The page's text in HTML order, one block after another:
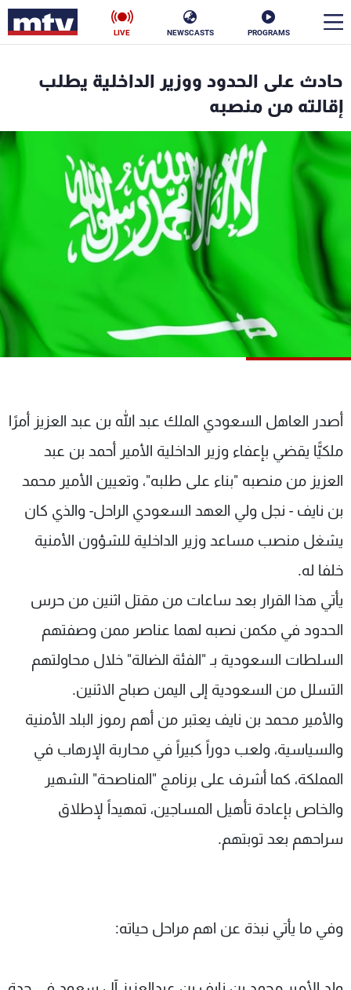
PROGRAMS
NEWSCASTS
LIVE
حادث على الحدود ووزير الداخلية يطلب
إقالته من منصبه
أصدر العاهل السعودي الملك عبد الله بن عبد العزيز أمرًا
ملكيًّا يقضي بإعفاء وزير الداخلية الأمير أحمد بن عبد
العزيز من منصبه "بناء على طلبه"، وتعيين الأمير محمد
بن نايف - نجل ولي العهد السعودي الراحل- والذي كان
يشغل منصب مساعد وزير الداخلية للشؤون الأمنية
خلفا له.
يأتي هذا القرار بعد ساعات من مقتل اثنين من حرس
الحدود في مكمن نصبه لهما عناصر ممن وصفتهم
السلطات السعودية بـ "الفئة الضالة" خلال محاولتهم
التسلل من السعودية إلى اليمن صباح الاثنين.
والأمير محمد بن نايف يعتبر من أهم رموز البلد الأمنية
والسياسية، ولعب دوراً كبيراً في محاربة الإرهاب في
المملكة، كما أشرف على برنامج "المناصحة" الشهير
والخاص بإعادة تأهيل المساجين، تمهيداً لإطلاق
سراحهم بعد توبتهم.
وفي ما يأتي نبذة عن اهم مراحل حياته:
الأخبار
سياسة
إقتصاد فن
منوعات رياضة
كأس العالم
البرامج
الإنـتـاج
لاعلاناتكم
تواصل معنا
شروط الإسـتخدام
سياسة الخصوصية